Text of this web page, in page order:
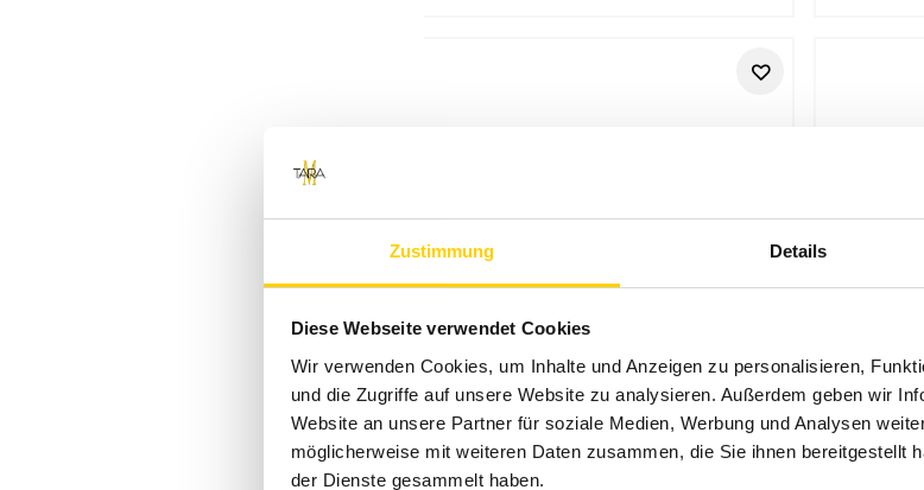
Zustimmung Details
Diese Webseite verwendet Cookies
Wir verwenden Cookies, um Inhalte und Anzeigen zu personalisieren,
und die Zugriffe auf unsere Website zu analysieren. Außerdem geben wir
Website an unsere Partner für soziale Medien, Werbung und Analysen
möglicherweise mit weiteren Daten zusammen, die Sie ihnen bereitgestellt
der Dienste gesammelt haben.